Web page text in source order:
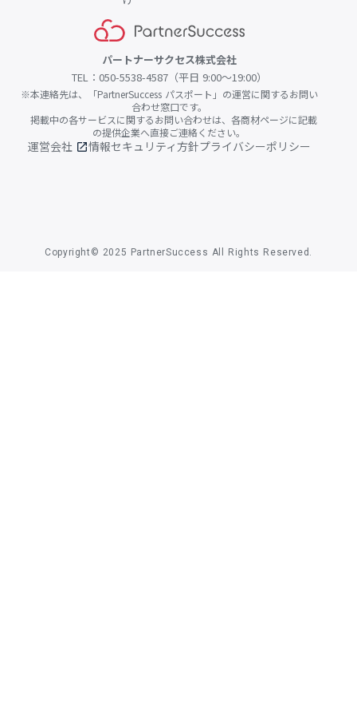
パートナーサクセス株式会社
TEL：050-5538-4587（平日 9:00〜19:00）
※本連絡先は、「PartnerSuccess パスポート」の運営に関するお問い
合わせ窓口です。
掲載中の各サービスに関するお問い合わせは、各商材ページに記載
の提供企業へ直接ご連絡ください。
運営会社 open_in_new情報セキュリティ方針プライバシーポリシー
Copyright© 2025 PartnerSuccess All Rights Reserved.